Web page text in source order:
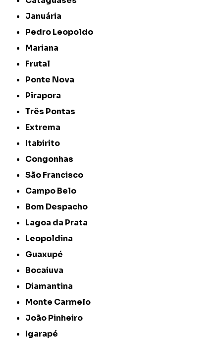
Januária
Pedro Leopoldo
Mariana
Frutal
Ponte Nova
Pirapora
Três Pontas
Extrema
Itabirito
Congonhas
São Francisco
Campo Belo
Bom Despacho
Lagoa da Prata
Leopoldina
Guaxupé
Bocaiuva
Diamantina
Monte Carmelo
João Pinheiro
Igarapé